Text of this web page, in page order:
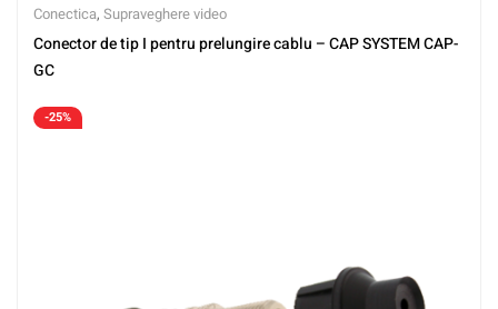
Conectica, Supraveghere video
Conector de tip I pentru prelungire cablu – CAP SYSTEM CAP-
GC
-25%